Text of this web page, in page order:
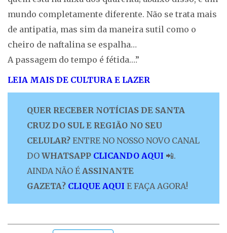
mundo completamente diferente. Não se trata mais
de antipatia, mas sim da maneira sutil como o
cheiro de naftalina se espalha…
A passagem do tempo é fétida.…”
LEIA MAIS DE CULTURA E LAZER
QUER RECEBER NOTÍCIAS DE SANTA
CRUZ DO SUL E REGIÃO NO SEU
CELULAR? ENTRE NO NOSSO NOVO CANAL
DO WHATSAPP CLICANDO AQUI 📲.
AINDA NÃO É ASSINANTE
GAZETA? CLIQUE AQUI E FAÇA AGORA!